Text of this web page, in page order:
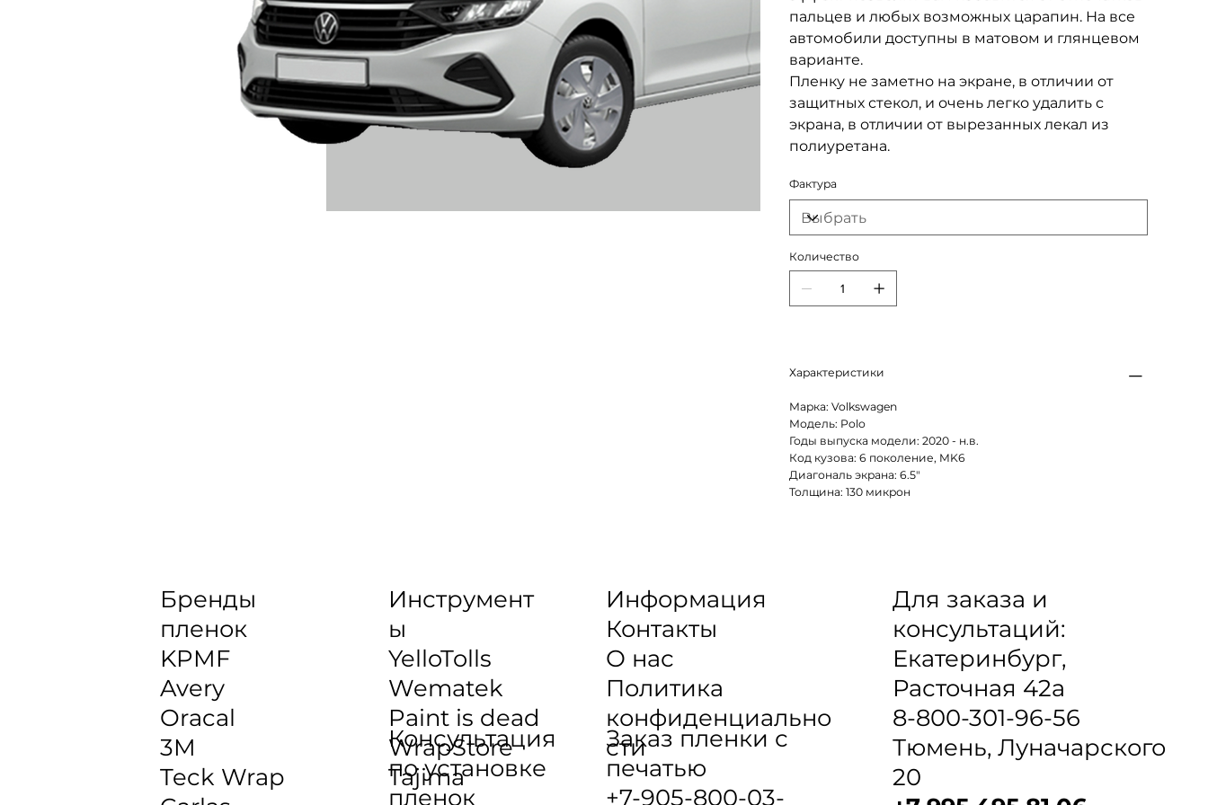
пальцев и любых возможных царапин. На все
автомобили доступны в матовом и глянцевом
варианте.
Пленку не заметно на экране, в отличии от
защитных стекол, и очень легко удалить с
экрана, в отличии от вырезанных лекал из
полиуретана.
Фактура
Количество
Характеристики
Марка: Volkswagen
Модель: Polo
Годы выпуска модели: 2020 - н.в.
Код кузова: 6 поколение, MK6
Диагональ экрана: 6.5"
Толщина: 130 микрон
Бренды
пленок
KPMF
Avery
Oracal
3M
Teck Wrap
Инструмент
ы
YelloTolls
Wematek
Paint is dead
WrapStore
Tajima
Консультация
по установке
пленок
Информация
Контакты
О нас
Политика
конфиденциально
сти
Заказ пленки с
печатью
+7-905-800-03-
Для заказа и
консультаций:
Екатеринбург,
Расточная 42а
8-800-301-96-56
Тюмень, Луначарского
20